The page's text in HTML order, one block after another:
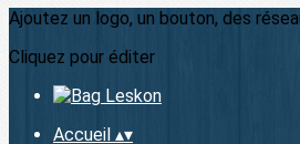
Ajoutez un logo, un bouton, des
Cliquez pour éditer
Accueil ▴▾